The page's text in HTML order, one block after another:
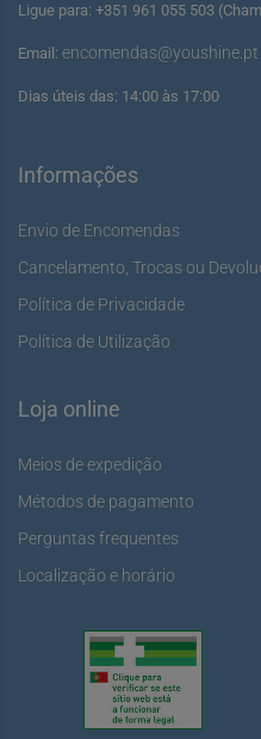
Ligue para: +351 961 055 503
Email: encomendas@youshine.pt
Dias úteis das: 14:00 às 17:00
Informações
Envio de Encomendas
Cancelamento, Trocas ou
Política de Privacidade
Política de Utilização
Loja online
Meios de expedição
Métodos de pagamento
Perguntas frequentes
Localização e horário